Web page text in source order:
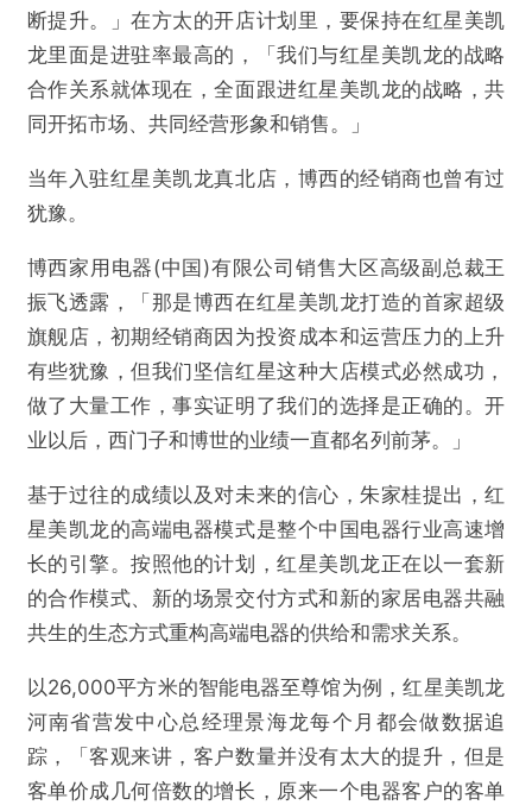
断提升。」在方太的开店计划里，要保持在红星美凯
龙里面是进驻率最高的，「我们与红星美凯龙的战略
合作关系就体现在，全面跟进红星美凯龙的战略，共
同开拓市场、共同经营形象和销售。」
当年入驻红星美凯龙真北店，博西的经销商也曾有过
犹豫。
博西家用电器(中国)有限公司销售大区高级副总裁王
振飞透露，「那是博西在红星美凯龙打造的首家超级
旗舰店，初期经销商因为投资成本和运营压力的上升
有些犹豫，但我们坚信红星这种大店模式必然成功，
做了大量工作，事实证明了我们的选择是正确的。开
业以后，西门子和博世的业绩一直都名列前茅。」
基于过往的成绩以及对未来的信心，朱家桂提出，红
星美凯龙的高端电器模式是整个中国电器行业高速增
长的引擎。按照他的计划，红星美凯龙正在以一套新
的合作模式、新的场景交付方式和新的家居电器共融
共生的生态方式重构高端电器的供给和需求关系。
以26,000平方米的智能电器至尊馆为例，红星美凯龙
河南省营发中心总经理景海龙每个月都会做数据追
踪，「客观来讲，客户数量并没有太大的提升，但是
客单价成几何倍数的增长，原来一个电器客户的客单